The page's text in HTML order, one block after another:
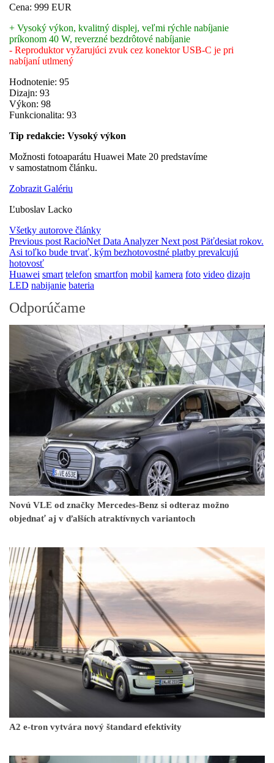
Cena: 999 EUR
+ Vysoký výkon, kvalitný displej, veľmi rýchle nabíjanie
príkonom 40 W, reverzné bezdrôtové nabíjanie
- Reproduktor vyžarujúci zvuk cez konektor USB-C je pri
nabíjaní utlmený
Hodnotenie: 95
Dizajn: 93
Výkon: 98
Funkcionalita: 93
Tip redakcie: Vysoký výkon
Možnosti fotoaparátu Huawei Mate 20 predstavíme
v samostatnom článku.
Zobrazit Galériu
Ľuboslav Lacko
Všetky autorove články
Previous post RacioNet Data Analyzer Next post Päťdesiat rokov.
Asi toľko bude trvať, kým bezhotovostné platby prevalcujú
hotovosť
Huawei smart telefon smartfon mobil kamera foto video dizajn
LED nabijanie bateria
Odporúčame
Novú VLE od značky Mercedes-Benz si odteraz možno
objednať aj v ďalších atraktívnych variantoch
A2 e-tron vytvára nový štandard efektivity